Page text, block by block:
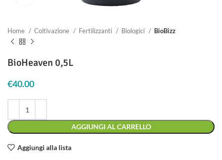
Home Coltivazione Fertilizzanti Biologici BioBizz
BioHeaven 0,5L
€40.00
AGGIUNGI AL CARRELLO
Aggiungi alla lista